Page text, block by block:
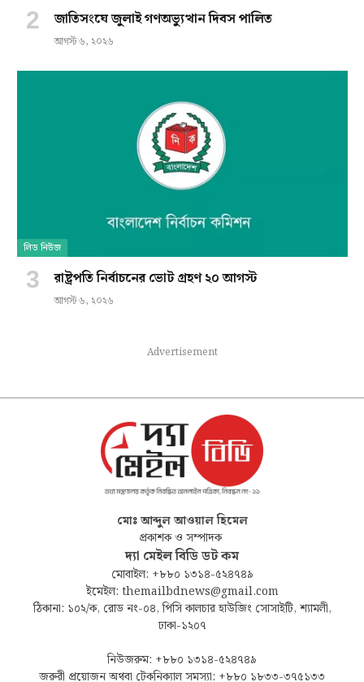
জাতিসংঘে জুলাই গণঅভ্যুত্থান দিবস পালিত
আগস্ট ৬, ২০২৬
লিড নিউজ
রাষ্ট্রপতি নির্বাচনের ভোট গ্রহণ ২০ আগস্ট
আগস্ট ৬, ২০২৬
Advertisement
মোঃ আব্দুল আওয়াল হিমেল
প্রকাশক ও সম্পাদক
দ্যা মেইল বিডি ডট কম
মোবাইল: +৮৮০ ১৩১৪-৫২৪৭৪৯
ইমেইল: themailbdnews@gmail.com
ঠিকানা: ১০২/ক, রোড নং-০৪, পিসি কালচার হাউজিং সোসাইটি, শ্যামলী,
ঢাকা-১২০৭
নিউজরুম: +৮৮০ ১৩১৪-৫২৪৭৪৯
জরুরী প্রয়োজন অথবা টেকনিক্যাল সমস্যা: +৮৮০ ১৮৩৩-৩৭৫১৩৩